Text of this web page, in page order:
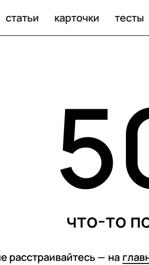
статьи карточки тесты
что-то
расстраивайтесь — на